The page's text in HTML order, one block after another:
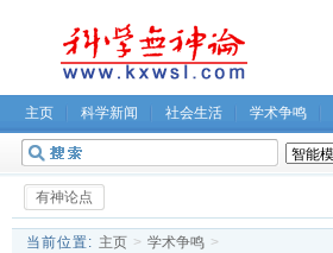
主页 科学新闻 社会生活 学术争鸣
无神论坛
有神论点
当前位置: 主页 > 学术争鸣 >